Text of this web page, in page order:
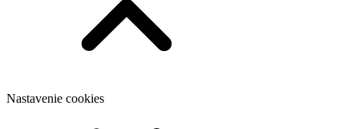
Nastavenie cookies